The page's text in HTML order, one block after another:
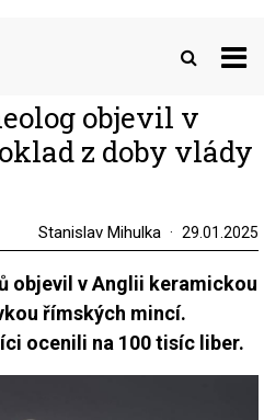
objevil v
z doby vlády
Stanislav Mihulka 29.01.2025
objevil v Anglii keramickou
římských mincí.
ocenili na 100 tisíc liber.